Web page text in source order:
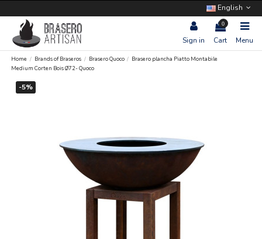
English
Sign in
0
Cart Menu
Home Brands of Braseros Brasero Quoco
Brasero plancha Piatto Montabile
Medium Corten Bois Ø72- Quoco
-5%